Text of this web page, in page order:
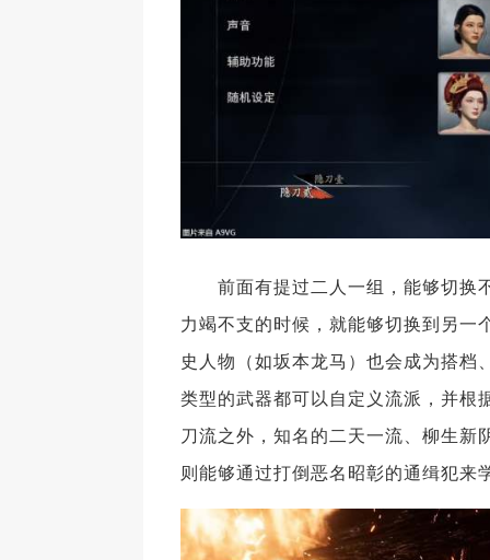
前面有提过二人一组，能够切换
力竭不支的时候，就能够切换到另一
史人物（如坂本龙马）也会成为搭
类型的武器都可以自定义流派，并根
刀流之外，知名的二天一流、柳生
则能够通过打倒恶名昭彰的通缉犯